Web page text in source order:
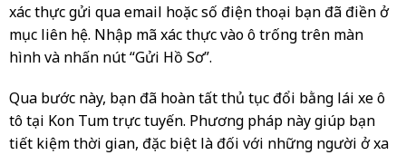
xác thực gửi qua email hoặc số điện thoại bạn đã điền ở
mục liên hệ. Nhập mã xác thực vào ô trống trên màn
hình và nhấn nút “Gửi Hồ Sơ”.
Qua bước này, bạn đã hoàn tất thủ tục đổi bằng lái xe ô
tô tại Kon Tum trực tuyến. Phương pháp này giúp bạn
tiết kiệm thời gian, đặc biệt là đối với những người ở xa